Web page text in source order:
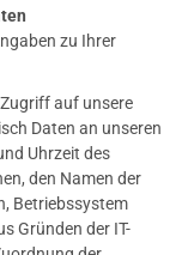
zu Ihrer
auf unsere
Daten an unseren
Uhrzeit des
den Namen der
Betriebssystem
Gründen der IT-